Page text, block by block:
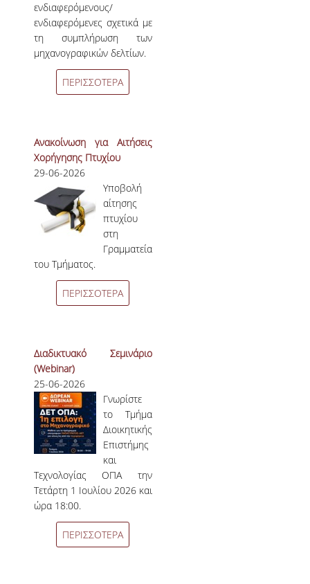
ΑΠΟ ΠΡΟΠΤΥΧΙΑΚΟΥΣ ΦΟΙΤΗΤΕΣ
ΑΠΟ ΤΕΛΕΙΟΦΟΙΤΟΥΣ
ΑΠΟ ΜΕΤΑΠΤΥΧΙΑΚΟΥΣ
ΦΟΙΤΗΤΕΣ
ΕΡΕΥΝΑ
ΕΡΕΥΝΗΤΙΚΕΣ ΔΡΑΣΤΗΡΙΟΤΗΤΕΣ
ΕΡΕΥΝΗΤΙΚΑ ΕΡΓΑΣΤΗΡΙΑ
ΔΗΜΟΣΙΕΥΣΕΙΣ
ΑΠΟΦΟΙΤΟΙ
ΑΠΟΦΟΙΤΟΙ ΤΟΥ ΤΜΗΜΑΤΟΣ
ΑΓΓΕΛΙΕΣ ΓΙΑ ΕΡΓΑΣΙΑ
ΠΡΟΟΠΤΙΚΕΣ ΑΠΟΦΟΙΤΩΝ
ΣΥΛΛΟΓΟΙ ΑΠΟΦΟΙΤΩΝ
ΓΡΑΦΕΙΟ ΔΙΑΣΥΝΔΕΣΗΣ
ALUMNI AUEB
ΝΕΑ
ενδιαφερόμενους/
ενδιαφερόμενες σχετικά με
τη συμπλήρωση των
μηχανογραφικών δελτίων.
ΠΕΡΙΣΣΟΤΕΡΑ
Ανακοίνωση για Αιτήσεις
Χορήγησης Πτυχίου
29-06-2026
Υποβολή
αίτησης
πτυχίου
στη
Γραμματεία
του Τμήματος.
ΠΕΡΙΣΣΟΤΕΡΑ
Διαδικτυακό Σεμινάριο
(Webinar)
25-06-2026
Γνωρίστε
το Τμήμα
Διοικητικής
Επιστήμης
και
Τεχνολογίας ΟΠΑ την
Τετάρτη 1 Ιουλίου 2026 και
ώρα 18:00.
ΠΕΡΙΣΣΟΤΕΡΑ